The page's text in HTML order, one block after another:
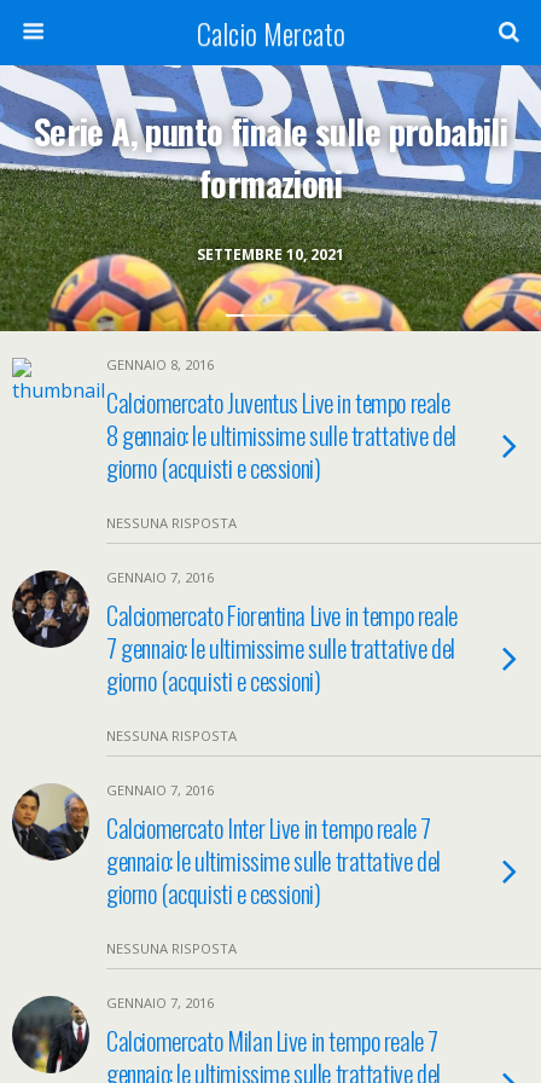
Calcio Mercato
SETTEMBRE 10, 2021
Serie A, punto finale sulle probabili
formazioni
GENNAIO 8, 2016
Calciomercato Juventus Live in tempo reale
8 gennaio: le ultimissime sulle trattative del
giorno (acquisti e cessioni)
NESSUNA RISPOSTA
GENNAIO 7, 2016
Calciomercato Fiorentina Live in tempo reale
7 gennaio: le ultimissime sulle trattative del
giorno (acquisti e cessioni)
NESSUNA RISPOSTA
GENNAIO 7, 2016
Calciomercato Inter Live in tempo reale 7
gennaio: le ultimissime sulle trattative del
giorno (acquisti e cessioni)
NESSUNA RISPOSTA
GENNAIO 7, 2016
Calciomercato Milan Live in tempo reale 7
gennaio: le ultimissime sulle trattative del